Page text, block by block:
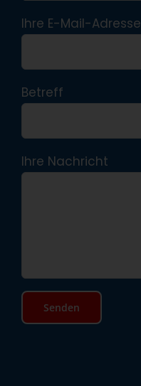
Ihre E-Mail-Adresse
Betreff
Ihre Nachricht